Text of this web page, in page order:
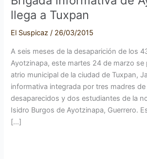
llega a Tuxpan
El Suspicaz/ 26/03/2015
A seis meses de la desaparición de los
Ayotzinapa, este martes 24 de marzo se
atrio municipal de la ciudad de Tuxpan,
informativa integrada por tres madres de
desaparecidos y dos estudiantes de la
Isidro Burgos de Ayotzinapa, Guerrero.
[…]
Ayotzinapa
llega
a
Tuxpan